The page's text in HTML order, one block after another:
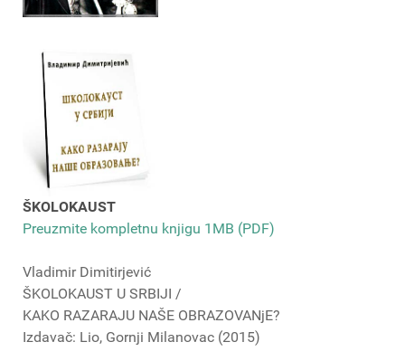
ŠKOLOKAUST
Preuzmite kompletnu knjigu 1MB (PDF)
Vladimir Dimitirjević
ŠKOLOKAUST U SRBIJI /
KAKO RAZARAJU NAŠE OBRAZOVANjE?
Izdavač: Lio, Gornji Milanovac (2015)